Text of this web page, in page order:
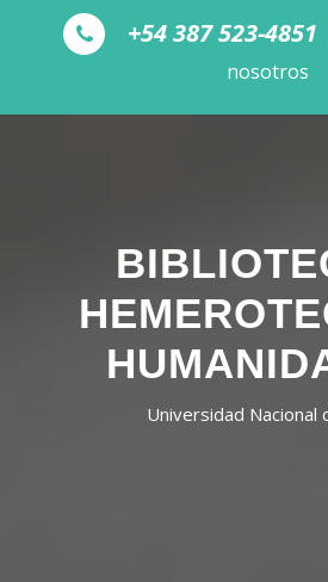
Skip to the content
+54 387 523-4851
nosotros
Universidad Nacional